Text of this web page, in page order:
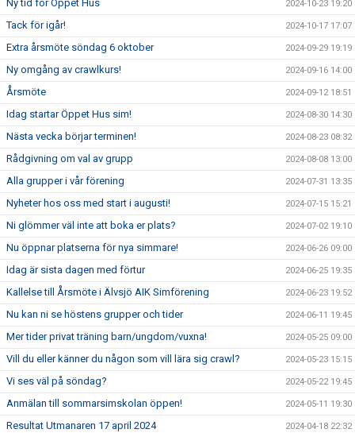
Ny tid för Öppet Hus 2024-10-23 19:20
Tack för igår! 2024-10-17 17:07
Extra årsmöte söndag 6 oktober 2024-09-29 19:19
Ny omgång av crawlkurs! 2024-09-16 14:00
Årsmöte 2024-09-12 18:51
Idag startar Öppet Hus sim! 2024-08-30 14:30
Nästa vecka börjar terminen! 2024-08-23 08:32
Rådgivning om val av grupp 2024-08-08 13:00
Alla grupper i vår förening 2024-07-31 13:35
Nyheter hos oss med start i augusti! 2024-07-15 15:21
Ni glömmer väl inte att boka er plats? 2024-07-02 19:10
Nu öppnar platserna för nya simmare! 2024-06-26 09:00
Idag är sista dagen med förtur 2024-06-25 19:35
Kallelse till Årsmöte i Älvsjö AIK Simförening 2024-06-23 19:52
Nu kan ni se höstens grupper och tider 2024-06-11 19:45
Mer tider privat träning barn/ungdom/vuxna! 2024-05-25 09:00
Vill du eller känner du någon som vill lära sig crawl? 2024-05-23 15:15
Vi ses väl på söndag? 2024-05-22 19:45
Anmälan till sommarsimskolan öppen! 2024-05-11 19:30
Resultat Utmanaren 17 april 2024 2024-04-18 22:32